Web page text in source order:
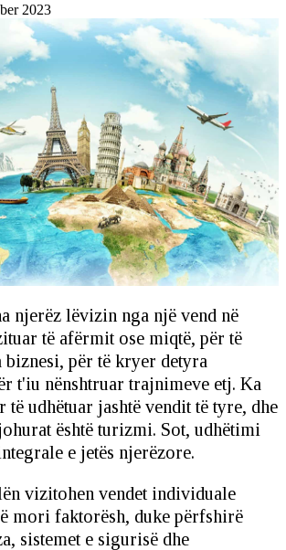
2023
njerëz lëvizin nga një vend në
të afërmit ose miqtë, për të
për të kryer detyra
t'iu nënshtruar trajnimeve etj. Ka
të udhëtuar jashtë vendit të tyre, dhe
është turizmi. Sot, udhëtimi
e jetës njerëzore.
vizitohen vendet individuale
mori faktorësh, duke përfshirë
sistemet e sigurisë dhe